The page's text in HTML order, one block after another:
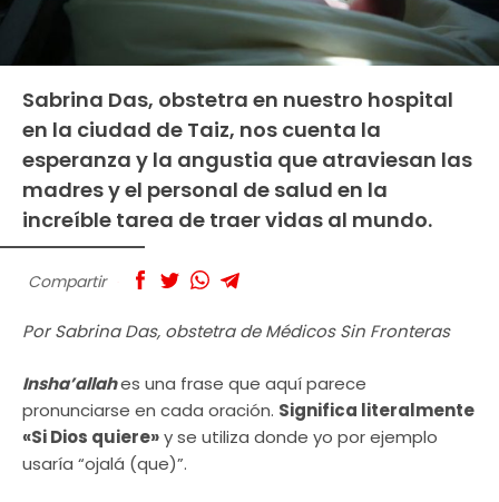
Sabrina Das, obstetra en nuestro hospital
en la ciudad de Taiz, nos cuenta la
esperanza y la angustia que atraviesan las
madres y el personal de salud en la
increíble tarea de traer vidas al mundo.
Compartir
Por Sabrina Das, obstetra de Médicos Sin Fronteras
Insha’allahes una frase que aquí parece
pronunciarse en cada oración. Significa literalmente
«Si Dios quiere»y se utiliza donde yo por ejemplo
usaría “ojalá (que)”.